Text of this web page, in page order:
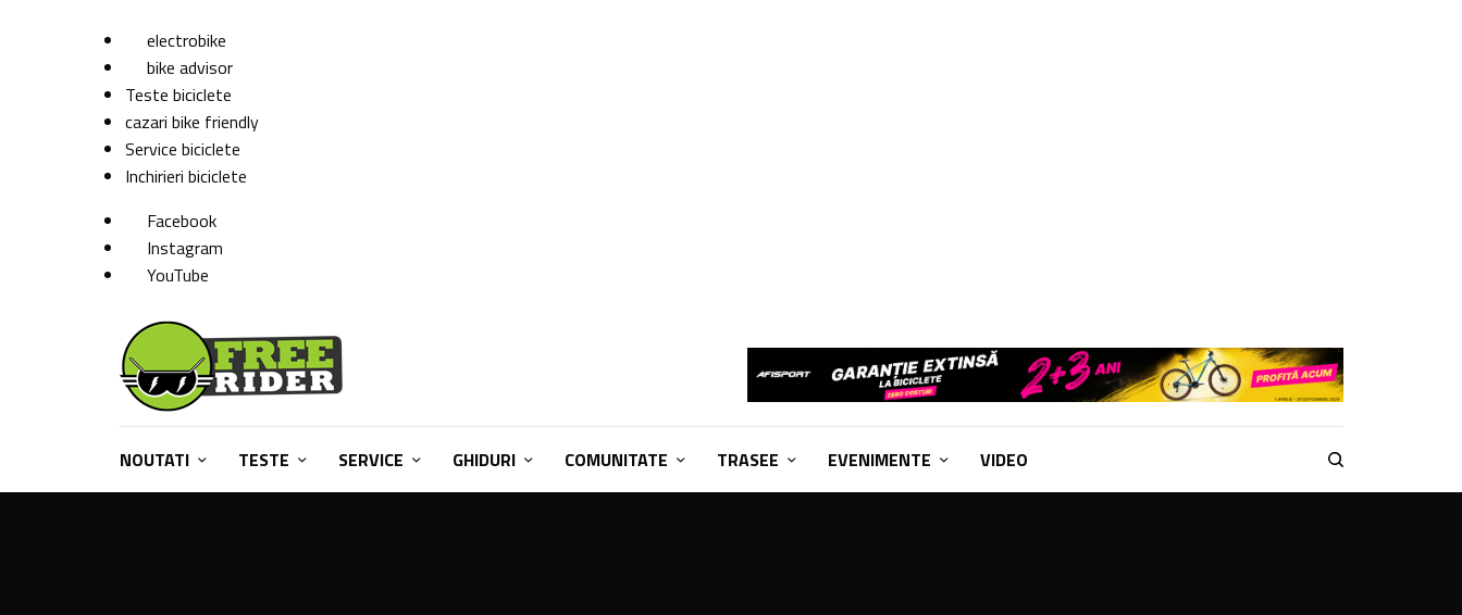
electrobike
bike advisor
Teste biciclete
cazari bike friendly
Service biciclete
Inchirieri biciclete
Facebook
Instagram
YouTube
NOUTATI TESTE SERVICE GHIDURI COMUNITATE TRASEE EVENIMENTE VIDEO